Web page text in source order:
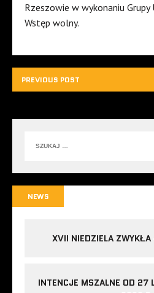
Rzeszowie w wykonaniu Grupy
Wstęp wolny.
PREVIOUS POST
NEWS
XVII NIEDZIELA
INTENCJE MSZALNE OD 27